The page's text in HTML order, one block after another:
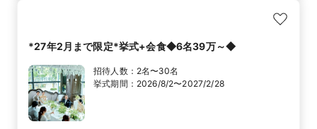
*27年2月まで限定*挙式+会食◆6名39万～◆
招待人数： 2名〜30名
挙式期間： 2026/8/2〜2027/2/28